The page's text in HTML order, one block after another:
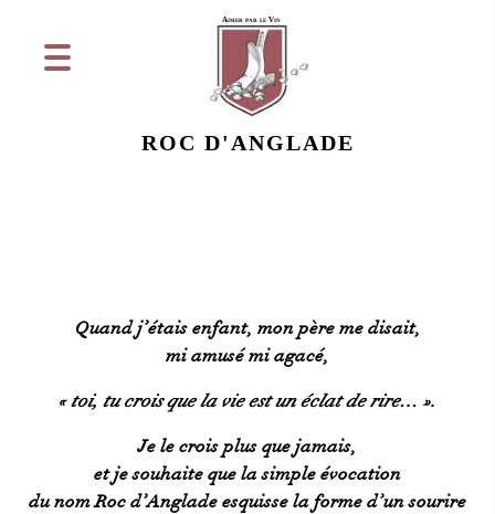
Aimer par le Vin
ROC D'ANGLADE
Quand j’étais enfant, mon père me disait,
mi amusé mi agacé,
« toi, tu crois que la vieest un éclat de rire… ».
Je le crois plus que jamais,
et je souhaite que la simple évocation
du nom Roc d’Anglade esquisse la forme d’un sourire